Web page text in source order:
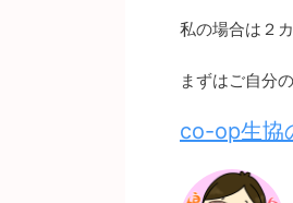
私の場合は２
まずはご自分
co-op生協